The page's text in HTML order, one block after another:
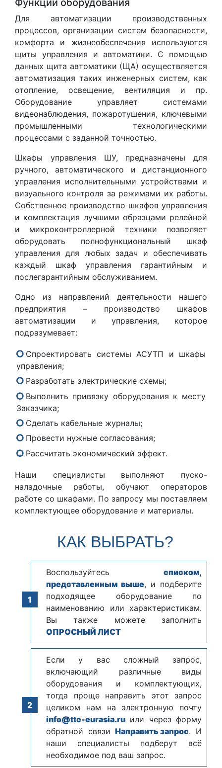
Для автоматизации производственных
процессов, организации систем безопасности,
комфорта и жизнеобеспечения используются
щиты управления и автоматики. С помощью
данных щита автоматики (ЩА) осуществляется
автоматизация таких инженерных систем, как
отопление, освещение, вентиляция и пр.
Оборудование управляет системами
видеонаблюдения, пожаротушения, ключевыми
промышленными технологическими
процессами с заданной точностью.
Шкафы управления ШУ, предназначены для
ручного, автоматического и дистанционного
управления исполнительными устройствами и
визуального контроля за режимами их работы.
Собственное производство шкафов управления
и комплектация лучшими образцами релейной
и микроконтроллерной техники позволяет
оборудовать полнофункциональный шкаф
управления для любых задач и обеспечивать
каждый шкаф управления гарантийным и
послегарантийным обслуживанием.
Одно из направлений деятельности нашего
предприятия – производство шкафов
автоматизации и управления, которое
подразумевает:
Спроектировать системы АСУТП и шкафы
управления;
Разработать электрические схемы;
Выполнить привязку оборудования к месту
Заказчика;
Сделать кабельные журналы;
Провести нужные согласования;
Рассчитать экономический эффект.
Наши специалисты выполняют пуско-
наладочные работы, обучают операторов
работе со шкафами. По запросу мы поставляем
комплектующее оборудование и материалы.
КАК ВЫБРАТЬ?
Воспользуйтесь списком,
представленным выше, и подберите
подходящее оборудование по
наименованию или характеристикам.
Вы также можете заполнить
ОПРОСНЫЙ ЛИСТ
Если у вас сложный запрос,
включающий различные виды
оборудования и комплектующих,
тогда проще направить этот запрос
целиком нам на электронную почту
info@ttc-eurasia.ru или через форму
обратной связиНаправить запрос. И
наши специалисты подберут всё
необходимое под ваш запрос.